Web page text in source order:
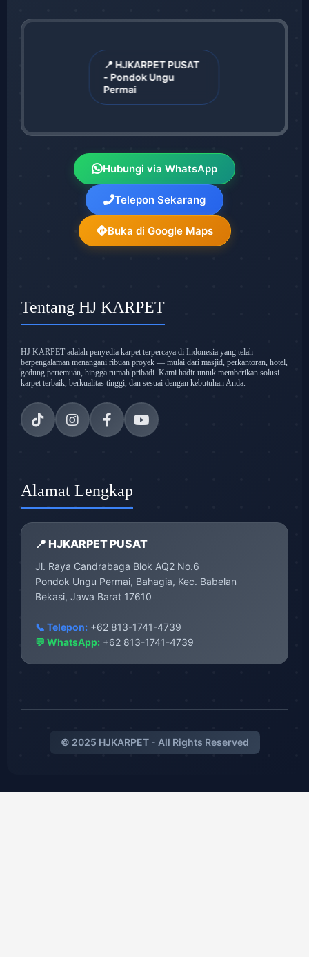
📍 HJKARPET PUSAT
- Pondok Ungu
Permai
Hubungi via WhatsApp
Telepon Sekarang
Buka di Google Maps
Tentang HJ KARPET
HJ KARPET adalah penyedia karpet terpercaya di Indonesia yang telah
berpengalaman menangani ribuan proyek — mulai dari masjid, perkantoran, hotel,
gedung pertemuan, hingga rumah pribadi. Kami hadir untuk memberikan solusi
karpet terbaik, berkualitas tinggi, dan sesuai dengan kebutuhan Anda.
Alamat Lengkap
📍 HJKARPET PUSAT
Jl. Raya Candrabaga Blok AQ2 No.6
Pondok Ungu Permai, Bahagia, Kec. Babelan
Bekasi, Jawa Barat 17610
📞 Telepon: +62 813-1741-4739
💬 WhatsApp: +62 813-1741-4739
© 2025 HJKARPET - All Rights Reserved